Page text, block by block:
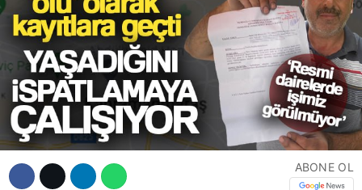
WhatsApp İhbar
Hattı
Facebook
Instagram
DİĞER
ABONE OL